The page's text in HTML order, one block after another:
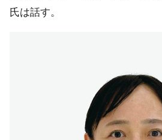
氏は話す。